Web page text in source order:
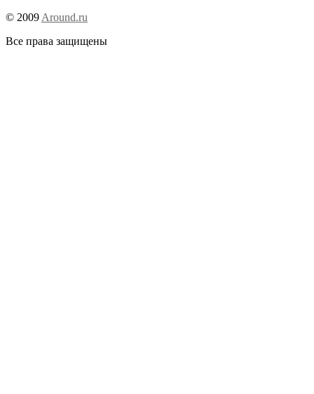
© 2009 Around.ru
Все права защищены